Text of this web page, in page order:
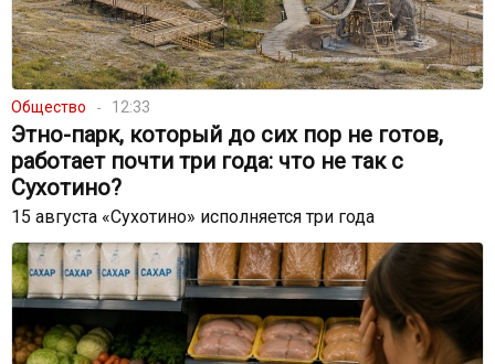
Общество 12:33
Этно-парк, который до сих пор не готов,
работает почти три года: что не так с
Сухотино?
15 августа «Сухотино» исполняется три года